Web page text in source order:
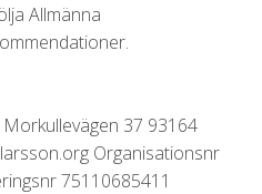
Allmänna
37 93164
Organisationsnr
75110685411